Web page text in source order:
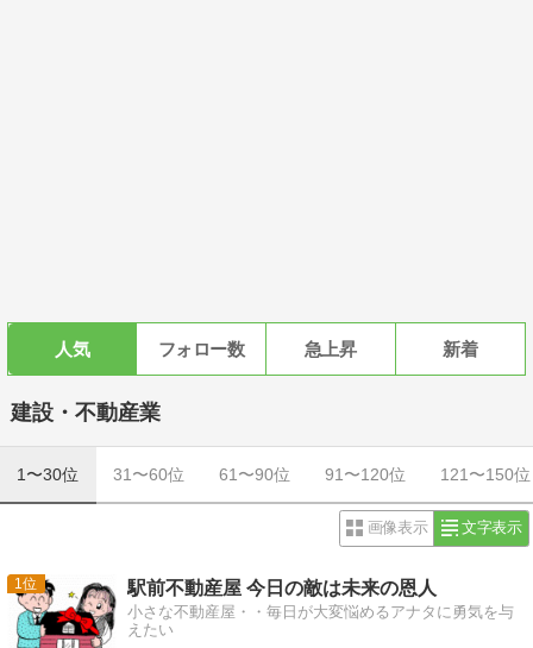
人気 フォロー数 急上昇 新着
建設・不動産業
1〜30位 31〜60位 61〜90位 91〜120位 121〜150位
画像表示 文字表示
1 駅前不動産屋 今日の敵は未来の恩人
小さな不動産屋・・毎日が大変悩めるアナタに勇気を与
えたい